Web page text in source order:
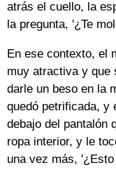
atrás el cuello, la
la pregunta, '¿Te
En ese contexto, el
muy atractiva y que
darle un beso en la
quedó petrificada, y
debajo del pantalón
ropa interior, y le
una vez más,